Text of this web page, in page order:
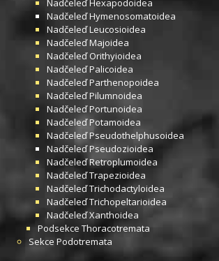
NadčeleďHexapodoidea
NadčeleďHymenosomatoidea
NadčeleďLeucosioidea
NadčeleďMajoidea
NadčeleďOrithyioidea
NadčeleďPalicoidea
NadčeleďParthenopoidea
NadčeleďPilumnoidea
NadčeleďPortunoidea
NadčeleďPotamoidea
NadčeleďPseudothelphusoidea
NadčeleďPseudozioidea
NadčeleďRetroplumoidea
NadčeleďTrapezioidea
NadčeleďTrichodactyloidea
NadčeleďTrichopeltarioidea
NadčeleďXanthoidea
Podsekce Thoracotremata
Sekce Podotremata